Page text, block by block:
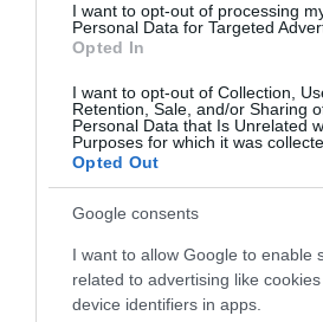
I want to opt-out of processing
Personal Data for Targeted
Opted In
I want to opt-out of Collection,
Retention, Sale, and/or Sharing
Personal Data that Is Unrelated
Purposes for which it was
Opted Out
Google consents
I want to allow Google to enable
related to advertising like
device identifiers in apps.